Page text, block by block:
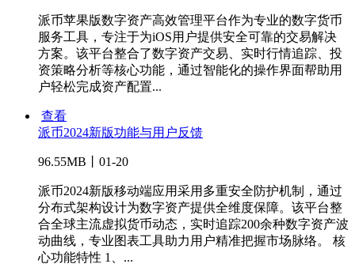
派币苹果版数字资产高效管理平台作为专业的数字货币
服务工具，专注于为iOS用户提供安全可靠的交易解决
方案。该平台整合了数字资产交易、实时行情追踪、投
资策略分析等核心功能，通过智能化的操作界面帮助用
户轻松完成资产配置...
查看
派币2024新版功能与用户反馈
96.55MB丨01-20
派币2024新版移动端应用采用多重安全防护机制，通过
分布式架构设计为数字资产提供全维度保障。该平台整
合全球主流虚拟货币动态，实时追踪200余种数字资产波
动曲线，专业图表工具助力用户精准把握市场脉络。 核
心功能特性 1、...